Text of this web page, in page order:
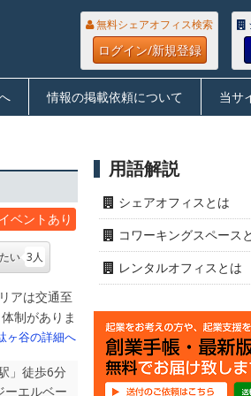
無料シェアオフィス検索
ログイン/新規登録
情報の掲載依頼について 当サ
イベントあり
い 3人
アは交通至
制がありま
ヶ谷の詳細へ
」徒歩6分
ーエルベー
用語解説
シェアオフィスとは
コワーキングスペース
レンタルオフィスとは